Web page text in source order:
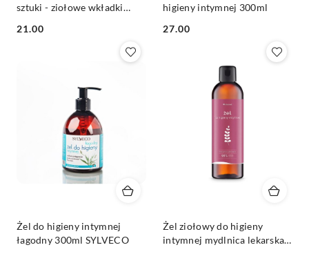
sztuki - ziołowe wkładki
antybakteryjnym
Cena:
21.00
higieny intymnej 300ml
Cena:
27.00
Żel do higieny intymnej
łagodny 300ml SYLVECO
Żel ziołowy do higieny
intymnej mydlnica lekarska